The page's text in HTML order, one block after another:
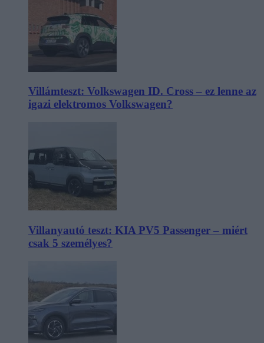
Villámteszt: Volkswagen ID. Cross – ez lenne az
igazi elektromos Volkswagen?
Villanyautó teszt: KIA PV5 Passenger – miért
csak 5 személyes?